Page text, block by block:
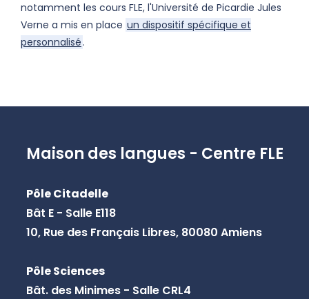
notamment les cours FLE, l'Université de Picardie Jules
Verne a mis en place un dispositif spécifique et
personnalisé.
Maison des langues - Centre FLE
Pôle Citadelle
Bât E - Salle E118
10, Rue des Français Libres, 80080 Amiens
Pôle Sciences
Bât. des Minimes - Salle CRL4